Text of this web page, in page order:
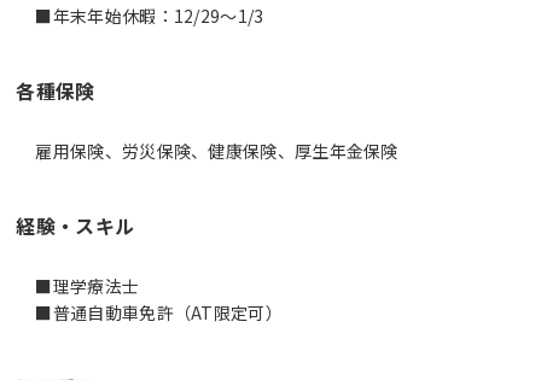
■年末年始休暇：12/29～1/3
各種保険
雇用保険、労災保険、健康保険、厚生年金保険
経験・スキル
■理学療法士
■普通自動車免許（AT限定可）